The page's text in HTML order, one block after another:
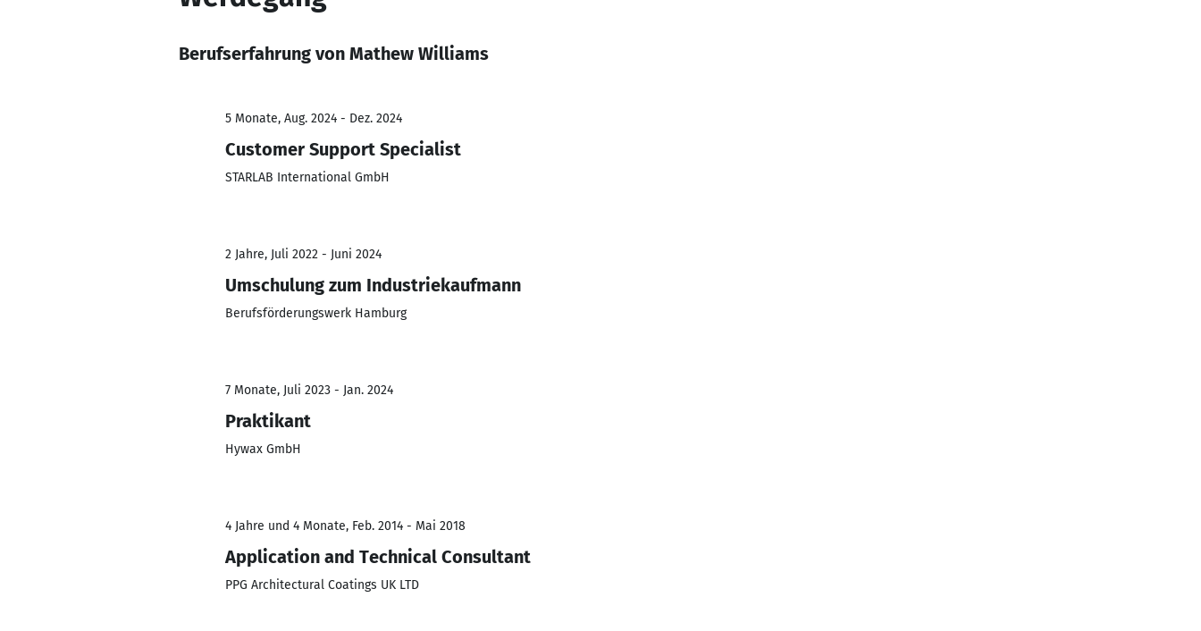
Berufserfahrung von Mathew Williams
5 Monate, Aug. 2024 - Dez. 2024
Customer Support Specialist
STARLAB International GmbH
2 Jahre, Juli 2022 - Juni 2024
Umschulung zum Industriekaufmann
Berufsförderungswerk Hamburg
7 Monate, Juli 2023 - Jan. 2024
Praktikant
Hywax GmbH
4 Jahre und 4 Monate, Feb. 2014 - Mai 2018
Application and Technical Consultant
PPG Architectural Coatings UK LTD